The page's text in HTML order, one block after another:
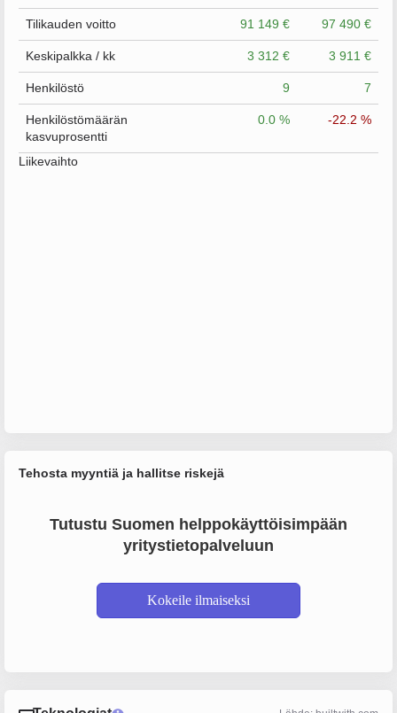
Tilikauden voitto 91 149 € 97 490 €
Keskipalkka / kk 3 312 € 3 911 €
Henkilöstö 9 7
Henkilöstömäärän
kasvuprosentti
0.0 % -22.2 %
Liikevaihto
Tehosta myyntiä ja hallitse riskejä
Tutustu Suomen helppokäyttöisimpään
yritystietopalveluun
Kokeile ilmaiseksi